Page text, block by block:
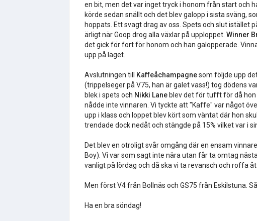
en bit, men det var inget tryck i honom från start och
körde sedan snällt och det blev galopp i sista sväng,
hoppats. Ett svagt drag av oss. Spets och slut istället
ärligt när Goop drog alla växlar på upploppet. Winner
det gick för fort för honom och han galopperade.
upp på läget.
Avslutningen till Kaffeåchampagnesom följde upp
(trippelseger på V75, han är galet vass!) tog dödens
blek i spets och Nikki Lane blev det för tufft för då hon
nådde inte vinnaren. Vi tyckte att "Kaffe" var något
upp i klass och loppet blev kört som väntat där hon
trendade dock nedåt och stängde på 15% vilket var i
Det blev en otroligt svår omgång där en ensam
Boy). Vi var som sagt inte nära utan får ta omtag
vanligt på lördag och då ska vi ta revansch och roffa
Men först V4 från Bollnäs och GS75 från Eskilstuna.
Ha en bra söndag!